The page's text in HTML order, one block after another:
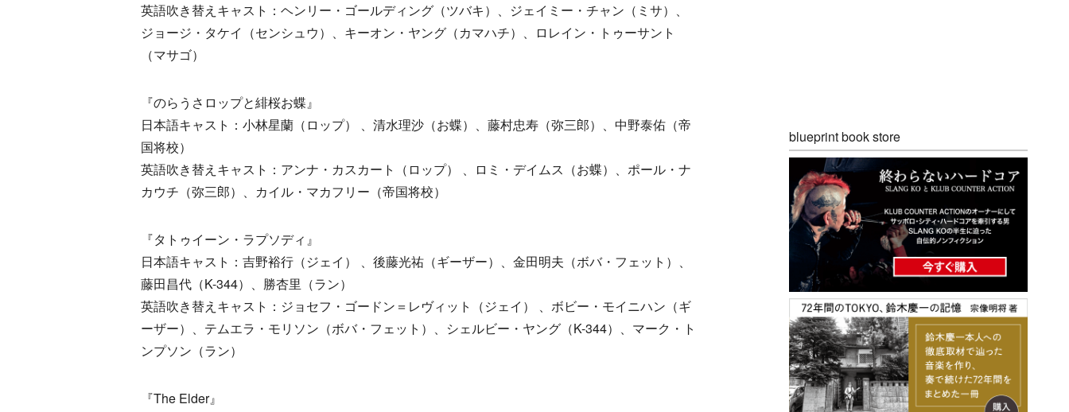
英語吹き替えキャスト：ヘンリー・ゴールディング（ツバキ）、ジェイミー・チャン（ミサ）、
ジョージ・タケイ（センシュウ）、キーオン・ヤング（カマハチ）、ロレイン・トゥーサント
（マサゴ）
『のらうさロップと緋桜お蝶』
日本語キャスト：小林星蘭（ロップ） 、清水理沙（お蝶）、藤村忠寿（弥三郎）、中野泰佑（帝
国将校）
英語吹き替えキャスト：アンナ・カスカート（ロップ） 、ロミ・デイムス（お蝶）、ポール・ナ
カウチ（弥三郎）、カイル・マカフリー（帝国将校）
『タトゥイーン・ラプソディ』
日本語キャスト：吉野裕行（ジェイ） 、後藤光祐（ギーザー）、金田明夫（ボバ・フェット）、
藤田昌代（K-344）、勝杏里（ラン）
英語吹き替えキャスト：ジョセフ・ゴードン＝レヴィット（ジェイ） 、ボビー・モイニハン（ギ
ーザー）、テムエラ・モリソン（ボバ・フェット）、シェルビー・ヤング（K-344）、マーク・ト
ンプソン（ラン）
『The Elder』
blueprint book store